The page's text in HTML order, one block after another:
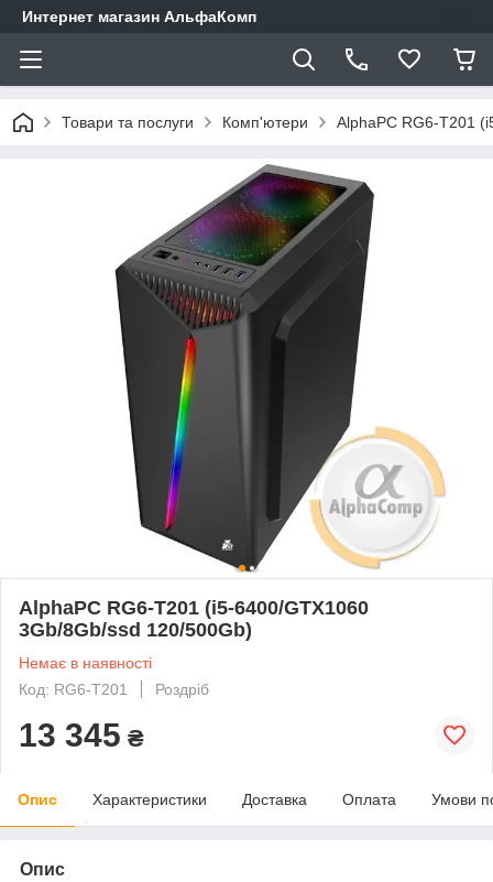
Интернет магазин АльфаКомп
Товари та послуги Комп'ютери AlphaPC RG6-T201
AlphaPC RG6-T201 (i5-6400/GTX1060
3Gb/8Gb/ssd 120/500Gb)
Немає в наявності
Код: RG6-T201
Роздріб
13 345 ₴
Опис Характеристики Доставка Оплата Умови
Опис